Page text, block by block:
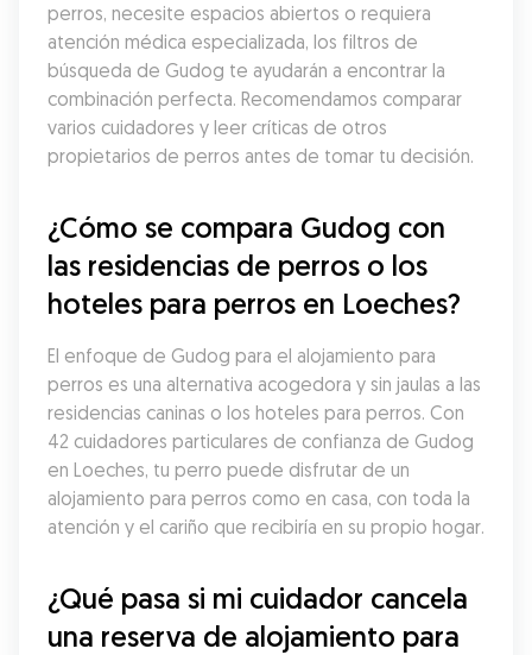
perros, necesite espacios abiertos o requiera
atención médica especializada, los filtros de
búsqueda de Gudog te ayudarán a encontrar la
combinación perfecta. Recomendamos comparar
varios cuidadores y leer críticas de otros
propietarios de perros antes de tomar tu decisión.
¿Cómo se compara Gudog con
las residencias de perros o los
hoteles para perros en Loeches?
El enfoque de Gudog para el alojamiento para
perros es una alternativa acogedora y sin jaulas a las
residencias caninas o los hoteles para perros. Con
42 cuidadores particulares de confianza de Gudog
en Loeches, tu perro puede disfrutar de un
alojamiento para perros como en casa, con toda la
atención y el cariño que recibiría en su propio hogar.
¿Qué pasa si mi cuidador cancela
una reserva de alojamiento para